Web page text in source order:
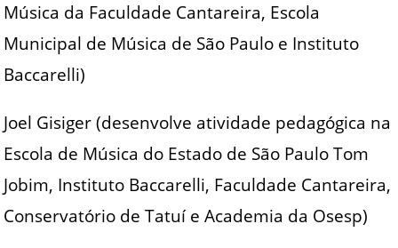
Música da Faculdade Cantareira, Escola
Municipal de Música de São Paulo e Instituto
Baccarelli)
Joel Gisiger (desenvolve atividade pedagógica na
Escola de Música do Estado de São Paulo Tom
Jobim, Instituto Baccarelli, Faculdade Cantareira,
Conservatório de Tatuí e Academia da Osesp)